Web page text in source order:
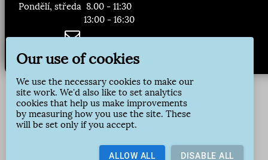
Pondělí, středa 8.00 - 11:30
13:00 - 16:30
Zasílání novinek:
Přihlásit odběr
Our use of cookies
We use the necessary cookies to make our
site work. We'd also like to set analytics
cookies that help us make improvements
by measuring how you use the site. These
will be set only if you accept.
ALLOW ALL DISABLE ALL